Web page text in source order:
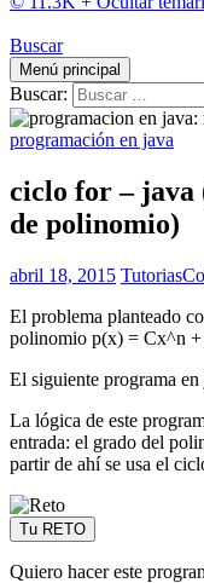
Buscar
Menú principal
Buscar:
programación en java
ciclo for – java
de polinomio)
abril 18, 2015
El problema planteado
polinomio p(x) = Cx^n
El siguiente programa
La lógica de este
entrada: el grado del
partir de ahí se usa el
Tu RETO
Quiero hacer este